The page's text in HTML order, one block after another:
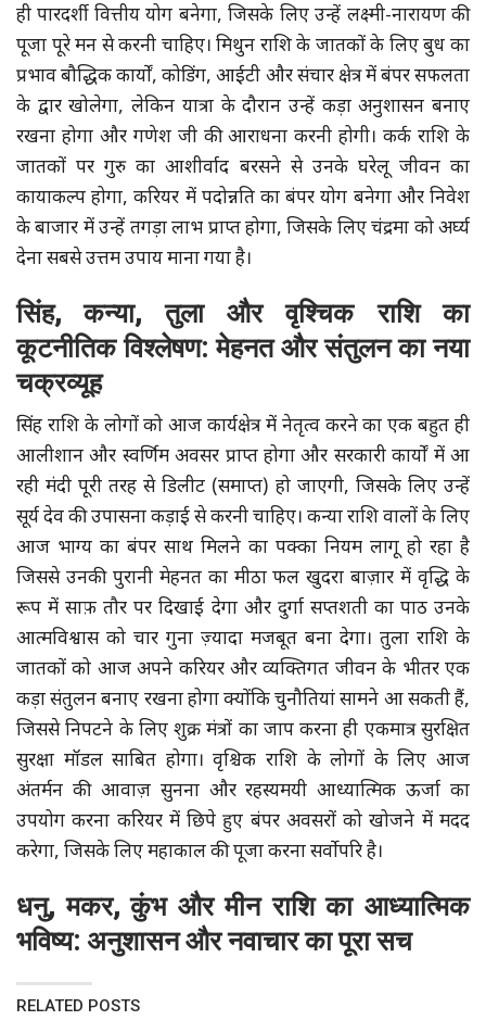
ही पारदर्शी वित्तीय योग बनेगा, जिसके लिए उन्हें लक्ष्मी-नारायण की
पूजा पूरे मन से करनी चाहिए। मिथुन राशि के जातकों के लिए बुध का
प्रभाव बौद्धिक कार्यों, कोडिंग, आईटी और संचार क्षेत्र में बंपर सफलता
के द्वार खोलेगा, लेकिन यात्रा के दौरान उन्हें कड़ा अनुशासन बनाए
रखना होगा और गणेश जी की आराधना करनी होगी। कर्क राशि के
जातकों पर गुरु का आशीर्वाद बरसने से उनके घरेलू जीवन का
कायाकल्प होगा, करियर में पदोन्नति का बंपर योग बनेगा और निवेश
के बाजार में उन्हें तगड़ा लाभ प्राप्त होगा, जिसके लिए चंद्रमा को अर्घ्य
देना सबसे उत्तम उपाय माना गया है।
सिंह, कन्या, तुला और वृश्चिक राशि का
कूटनीतिक विश्लेषण: मेहनत और संतुलन का नया
चक्रव्यूह
सिंह राशि के लोगों को आज कार्यक्षेत्र में नेतृत्व करने का एक बहुत ही
आलीशान और स्वर्णिम अवसर प्राप्त होगा और सरकारी कार्यों में आ
रही मंदी पूरी तरह से डिलीट (समाप्त) हो जाएगी, जिसके लिए उन्हें
सूर्य देव की उपासना कड़ाई से करनी चाहिए। कन्या राशि वालों के लिए
आज भाग्य का बंपर साथ मिलने का पक्का नियम लागू हो रहा है
जिससे उनकी पुरानी मेहनत का मीठा फल खुदरा बाज़ार में वृद्धि के
रूप में साफ़ तौर पर दिखाई देगा और दुर्गा सप्तशती का पाठ उनके
आत्मविश्वास को चार गुना ज़्यादा मजबूत बना देगा। तुला राशि के
जातकों को आज अपने करियर और व्यक्तिगत जीवन के भीतर एक
कड़ा संतुलन बनाए रखना होगा क्योंकि चुनौतियां सामने आ सकती हैं,
जिससे निपटने के लिए शुक्र मंत्रों का जाप करना ही एकमात्र सुरक्षित
सुरक्षा मॉडल साबित होगा। वृश्चिक राशि के लोगों के लिए आज
अंतर्मन की आवाज़ सुनना और रहस्यमयी आध्यात्मिक ऊर्जा का
उपयोग करना करियर में छिपे हुए बंपर अवसरों को खोजने में मदद
करेगा, जिसके लिए महाकाल की पूजा करना सर्वोपरि है।
धनु, मकर, कुंभ और मीन राशि का आध्यात्मिक
भविष्य: अनुशासन और नवाचार का पूरा सच
RELATED POSTS